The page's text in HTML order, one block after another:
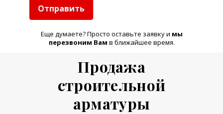
Отправить
Еще думаете? Просто оставьте заявку и мы
перезвоним Вам в ближайшее время.
Продажа
строительной
арматуры